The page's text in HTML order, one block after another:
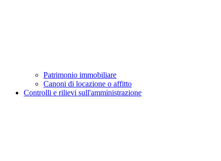
Patrimonio immobiliare
Canoni di locazione o affitto
Controlli e rilievi sull'amministrazione